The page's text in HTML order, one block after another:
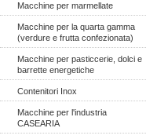
Macchine per marmellate
Macchine per la quarta gamma
(verdure e frutta confezionata)
Macchine per pasticcerie, dolci e
barrette energetiche
Contenitori Inox
Macchine per l'industria
CASEARIA